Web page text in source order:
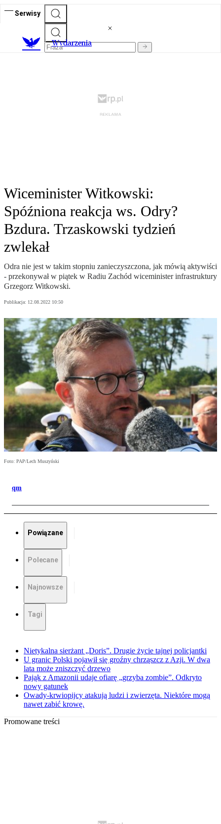
Serwisy
Wydarzenia
Wiceminister Witkowski:
Spóźniona reakcja ws. Odry?
Bzdura. Trzaskowski tydzień
zwlekał
Odra nie jest w takim stopniu zanieczyszczona, jak mówią aktywiści
- przekonywał w piątek w Radiu Zachód wiceminister infrastruktury
Grzegorz Witkowski.
Publikacja: 12.08.2022 10:50
Foto: PAP/Lech Muszyński
qm
Powiązane
Polecane
Najnowsze
Tagi
Nietykalna sierżant „Doris”. Drugie życie tajnej policjantki
U granic Polski pojawił się groźny chrząszcz z Azji. W dwa
lata może zniszczyć drzewo
Pająk z Amazonii udaje ofiarę „grzyba zombie”. Odkryto
nowy gatunek
Owady-krwiopijcy atakują ludzi i zwierzęta. Niektóre mogą
nawet zabić krowę.
Promowane treści